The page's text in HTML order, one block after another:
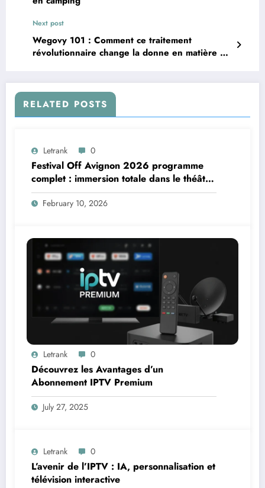
Next post
Wegovy 101 : Comment ce traitement
révolutionnaire change la donne en matière de
RELATED POSTS
Letrank 0
Festival Off Avignon 2026 programme
complet : immersion totale dans le théâtre
vivant
February 10, 2026
Letrank 0
Découvrez les Avantages d’un
Abonnement IPTV Premium
July 27, 2025
Letrank 0
L’avenir de l’IPTV : IA, personnalisation et
télévision interactive